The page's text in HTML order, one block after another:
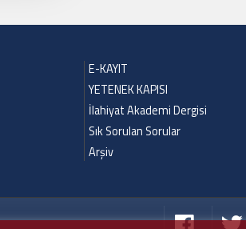
E-KAYIT
YETENEK KAPISI
İlahiyat Akademi Dergisi
Sık Sorulan Sorular
Arşiv